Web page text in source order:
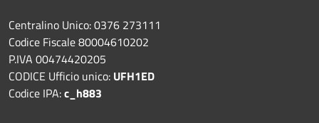
Centralino Unico: 0376 273111
Codice Fiscale 80004610202
P.IVA 00474420205
CODICE Ufficio unico: UFH1ED
Codice IPA:c_h883